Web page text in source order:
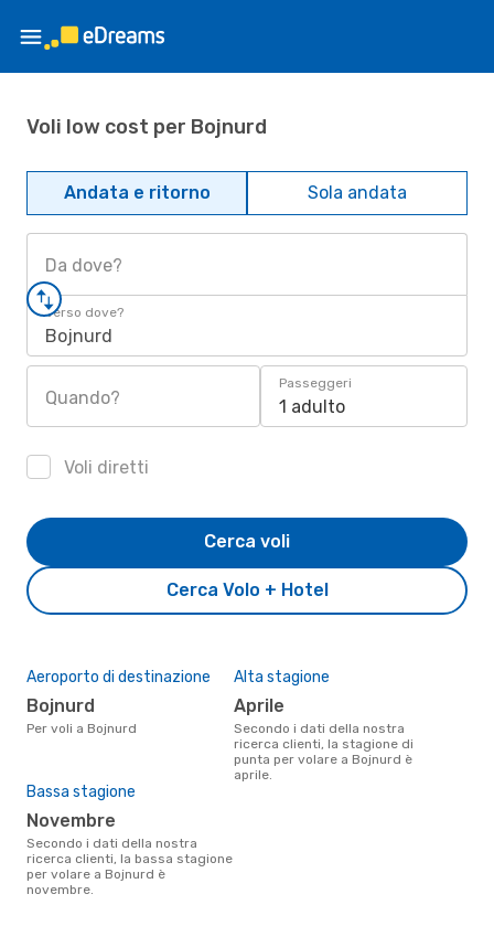
Voli low cost per Bojnurd
Andata e ritorno Sola andata
Da dove?
Verso dove?
Bojnurd
Quando?
Passeggeri
1 adulto
Voli diretti
Cerca Volo + Hotel
Cerca voli
Aeroporto di destinazione
Bojnurd
Per voli a Bojnurd
Alta stagione
aprile
Secondo i dati della nostra
ricerca clienti, la stagione di
punta per volare a Bojnurd è
aprile.
Bassa stagione
novembre
Secondo i dati della nostra
ricerca clienti, la bassa stagione
per volare a Bojnurd è
novembre.